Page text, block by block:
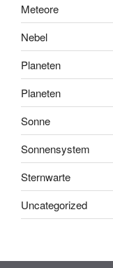
Meteore
Nebel
Planeten
Planeten
Sonne
Sonnensystem
Sternwarte
Uncategorized